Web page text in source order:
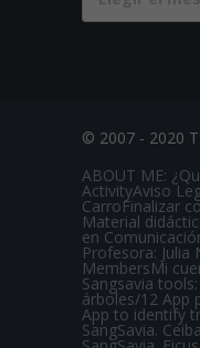
(desde
© 2007 - 2020
ABOUT ME:
ActivityAviso
CarroFinalizar
Material
en
Profesora: Julia
MembersMi
Sangsavia
árboles/12 App
App to identify
SangSavia.